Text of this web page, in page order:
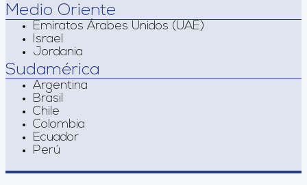
Medio Oriente
Emiratos Árabes Unidos (UAE)
Israel
Jordania
Sudamérica
Argentina
Brasil
Chile
Colombia
Ecuador
Perú